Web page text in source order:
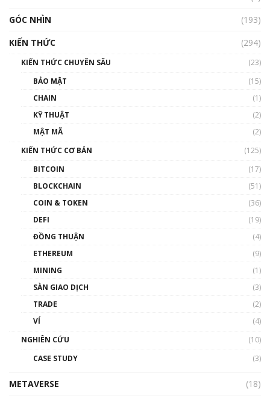
00:43:47
như thể nào?
00:39:31
Phổ cập Blockchain
thống & Crypto qua các cuộc chiến | Phổ cập
GÓC NHÌN
(193)
KIẾN THỨC
(294)
KIẾN THỨC CHUYÊN SÂU
(23)
BẢO MẬT
(15)
CHAIN
(1)
KỸ THUẬT
(2)
MẬT MÃ
(2)
KIẾN THỨC CƠ BẢN
(125)
BITCOIN
(17)
BLOCKCHAIN
(51)
COIN & TOKEN
(36)
DEFI
(19)
ĐỒNG THUẬN
(4)
ETHEREUM
(9)
MINING
(1)
SÀN GIAO DỊCH
(3)
TRADE
(2)
VÍ
(4)
NGHIÊN CỨU
(10)
CASE STUDY
(3)
METAVERSE
(18)